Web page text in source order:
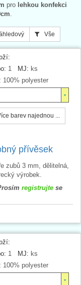
pro lehkou konfekci
Vše
1 MJ: ks
100% polyester
barev najednou ...
přívěsek
zubů 3 mm, dělitelná,
výrobek.
registrujte se
1 MJ: ks
100% polyester